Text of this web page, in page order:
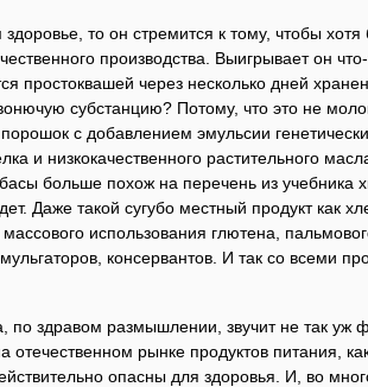
то он стремится к тому, чтобы
производства. Выигрывает он
простоквашей через несколько дней
субстанцию? Потому, что это не
с добавлением эмульсии генетически
и низкокачественного растительного
больше похож на перечень из учебника
Даже такой сугубо местный продукт как
использования глютена,
консервантов. И так со всеми
по здравом размышлении, звучит не так уж
отечественном рынке продуктов питания,
опасны для здоровья. И, во